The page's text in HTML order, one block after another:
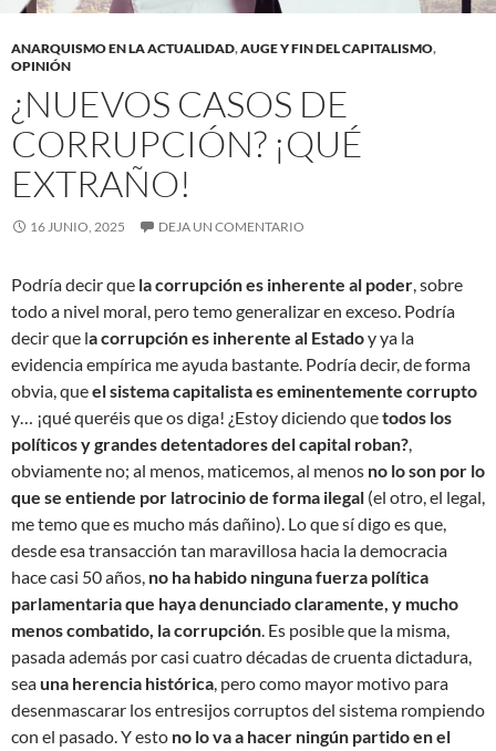
ANARQUISMO EN LA ACTUALIDAD,AUGE Y FIN DEL CAPITALISMO,
OPINIÓN
¿NUEVOS CASOS DE
CORRUPCIÓN? ¡QUÉ
EXTRAÑO!
16 JUNIO, 2025 DEJA UN COMENTARIO
Podría decir que la corrupción es inherente al poder, sobre
todo a nivel moral, pero temo generalizar en exceso. Podría
decir que la corrupción es inherente al Estadoy ya la
evidencia empírica me ayuda bastante. Podría decir, de forma
obvia, queel sistema capitalista es eminentemente corrupto
y… ¡qué queréis que os diga! ¿Estoy diciendo quetodos los
políticos y grandes detentadores del capital roban?,
obviamente no; al menos, maticemos, al menos no lo son por lo
que se entiende por latrocinio de forma ilegal (el otro, el legal,
me temo que es mucho más dañino). Lo que sí digo es que,
desde esa transacción tan maravillosa hacia la democracia
hace casi 50 años, no ha habido ninguna fuerza política
parlamentaria que haya denunciado claramente, y mucho
menos combatido, la corrupción. Es posible que la misma,
pasada además por casi cuatro décadas de cruenta dictadura,
seauna herencia histórica, pero como mayor motivo para
desenmascarar los entresijos corruptos del sistema rompiendo
con el pasado. Y esto no lo va a hacer ningún partido en el